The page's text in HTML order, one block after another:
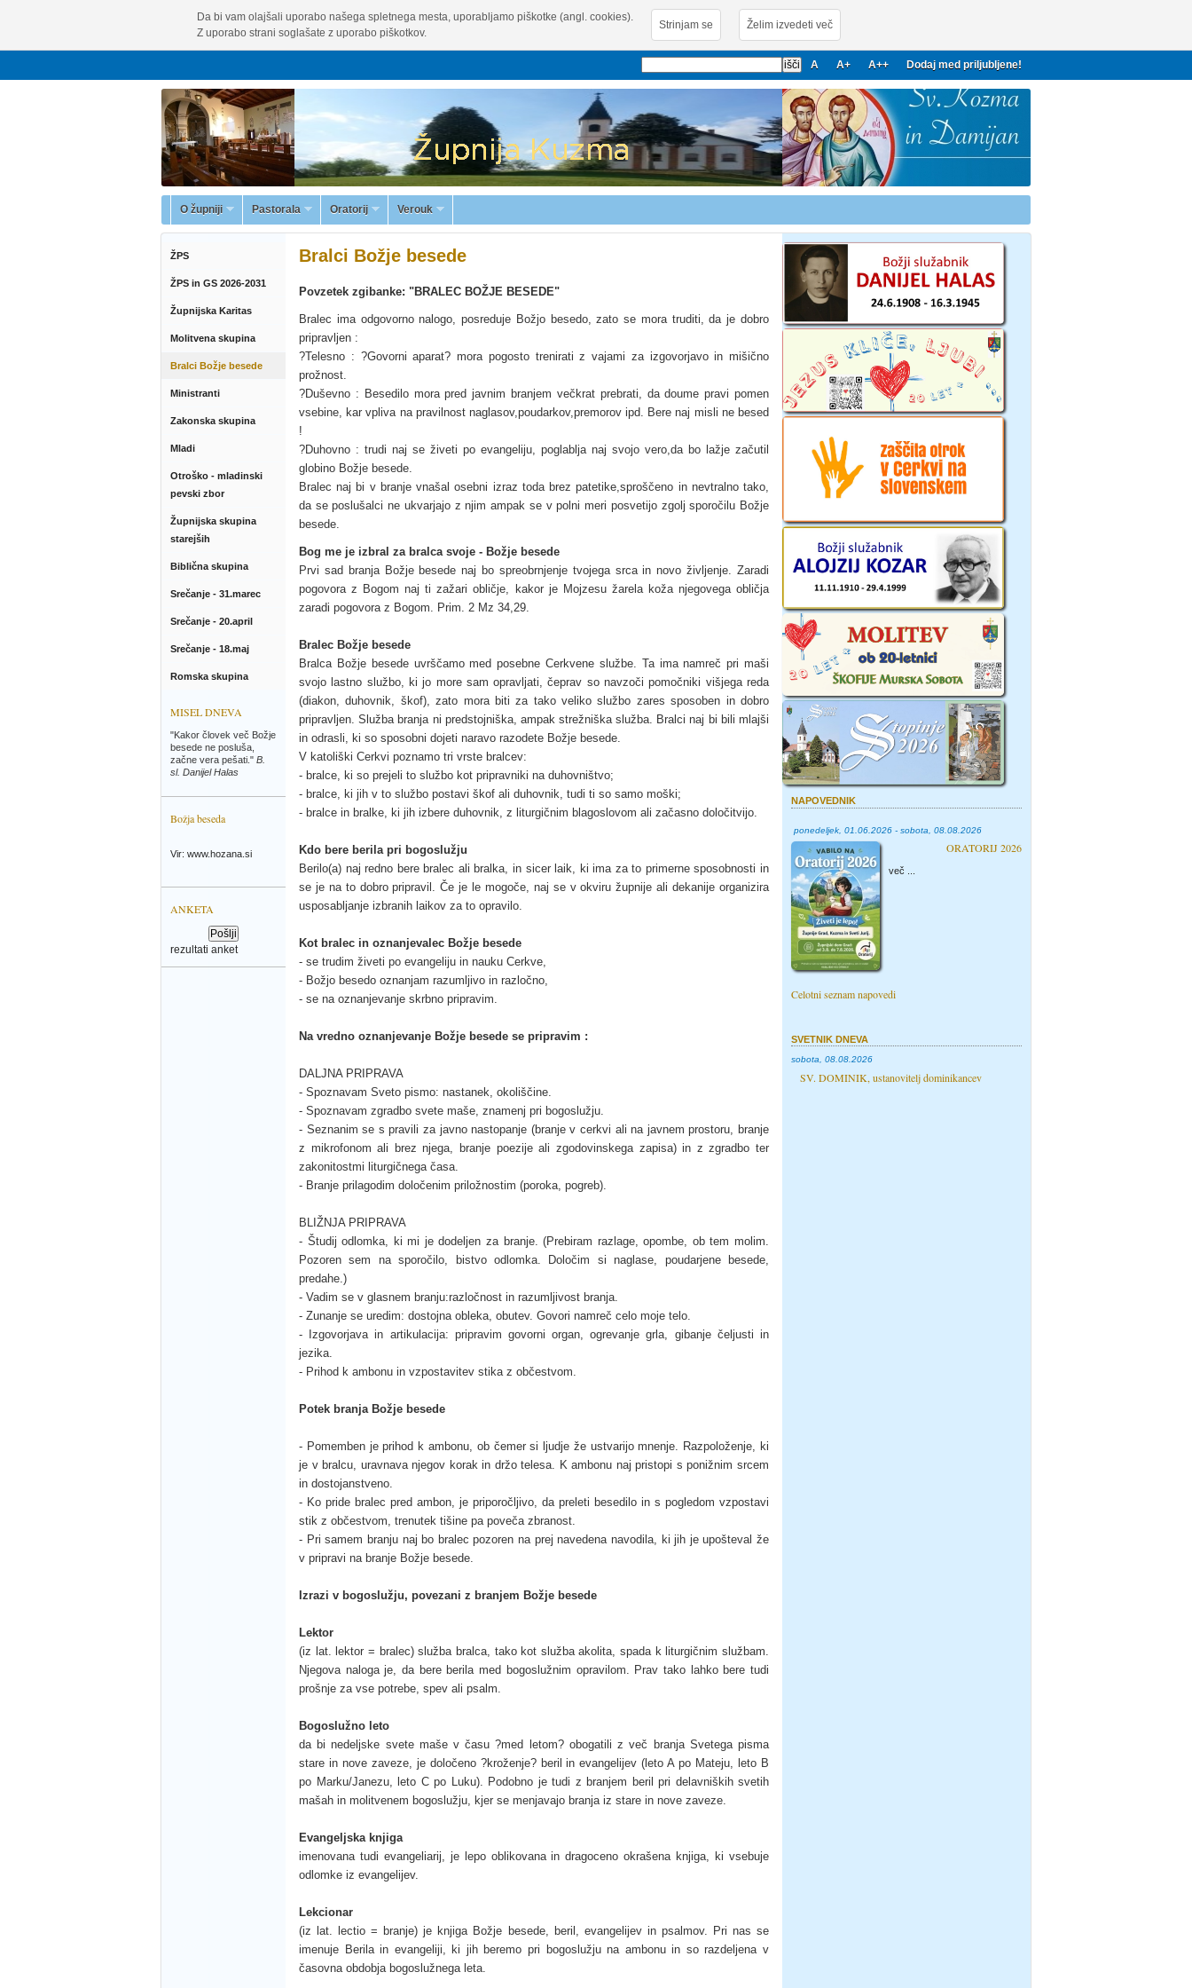
Da bi vam olajšali uporabo našega spletnega mesta, uporabljamo piškotke (angl. cookies).
Z uporabo strani soglašate z uporabo piškotkov.
Strinjam se Želim izvedeti več
A A+ A++ Dodaj med priljubljene!
O župniji Pastorala Oratorij Verouk
ŽPS
ŽPS in GS 2026-2031
Župnijska Karitas
Molitvena skupina
Bralci Božje besede
Ministranti
Zakonska skupina
Mladi
Otroško - mladinski
pevski zbor
Župnijska skupina
starejših
Biblična skupina
Srečanje - 31.marec
Srečanje - 20.april
Srečanje - 18.maj
Romska skupina
MISEL DNEVA
"Kakor človek več Božje
besede ne posluša,
začne vera pešati." B.
sl. Danijel Halas
Božja beseda
Vir: www.hozana.si
ANKETA
rezultati anket
Bralci Božje besede
Povzetek zgibanke: "BRALEC BOŽJE BESEDE"
Bralec ima odgovorno nalogo, posreduje Božjo besedo, zato se mora truditi, da je dobro
pripravljen :
?Telesno : ?Govorni aparat? mora pogosto trenirati z vajami za izgovorjavo in mišično
prožnost.
?Duševno : Besedilo mora pred javnim branjem večkrat prebrati, da doume pravi pomen
vsebine, kar vpliva na pravilnost naglasov,poudarkov,premorov ipd. Bere naj misli ne besed
!
?Duhovno : trudi naj se živeti po evangeliju, poglablja naj svojo vero,da bo lažje začutil
globino Božje besede.
Bralec naj bi v branje vnašal osebni izraz toda brez patetike,sproščeno in nevtralno tako,
da se poslušalci ne ukvarjajo z njim ampak se v polni meri posvetijo zgolj sporočilu Božje
besede.
Bog me je izbral za bralca svoje - Božje besede
Prvi sad branja Božje besede naj bo spreobrnjenje tvojega srca in novo življenje. Zaradi
pogovora z Bogom naj ti zažari obličje, kakor je Mojzesu žarela koža njegovega obličja
zaradi pogovora z Bogom. Prim. 2 Mz 34,29.
Bralec Božje besede
Bralca Božje besede uvrščamo med posebne Cerkvene službe. Ta ima namreč pri maši
svojo lastno službo, ki jo more sam opravljati, čeprav so navzoči pomočniki višjega reda
(diakon, duhovnik, škof), zato mora biti za tako veliko službo zares sposoben in dobro
pripravljen. Služba branja ni predstojniška, ampak strežniška služba. Bralci naj bi bili mlajši
in odrasli, ki so sposobni dojeti naravo razodete Božje besede.
V katoliški Cerkvi poznamo tri vrste bralcev:
- bralce, ki so prejeli to službo kot pripravniki na duhovništvo;
- bralce, ki jih v to službo postavi škof ali duhovnik, tudi ti so samo moški;
- bralce in bralke, ki jih izbere duhovnik, z liturgičnim blagoslovom ali začasno določitvijo.
Kdo bere berila pri bogoslužju
Berilo(a) naj redno bere bralec ali bralka, in sicer laik, ki ima za to primerne sposobnosti in
se je na to dobro pripravil. Če je le mogoče, naj se v okviru župnije ali dekanije organizira
usposabljanje izbranih laikov za to opravilo.
Kot bralec in oznanjevalec Božje besede
- se trudim živeti po evangeliju in nauku Cerkve,
- Božjo besedo oznanjam razumljivo in razločno,
- se na oznanjevanje skrbno pripravim.
Na vredno oznanjevanje Božje besede se pripravim :
DALJNA PRIPRAVA
- Spoznavam Sveto pismo: nastanek, okoliščine.
- Spoznavam zgradbo svete maše, znamenj pri bogoslužju.
- Seznanim se s pravili za javno nastopanje (branje v cerkvi ali na javnem prostoru, branje
z mikrofonom ali brez njega, branje poezije ali zgodovinskega zapisa) in z zgradbo ter
zakonitostmi liturgičnega časa.
- Branje prilagodim določenim priložnostim (poroka, pogreb).
BLIŽNJA PRIPRAVA
- Študij odlomka, ki mi je dodeljen za branje. (Prebiram razlage, opombe, ob tem molim.
Pozoren sem na sporočilo, bistvo odlomka. Določim si naglase, poudarjene besede,
predahe.)
- Vadim se v glasnem branju:razločnost in razumljivost branja.
- Zunanje se uredim: dostojna obleka, obutev. Govori namreč celo moje telo.
- Izgovorjava in artikulacija: pripravim govorni organ, ogrevanje grla, gibanje čeljusti in
jezika.
- Prihod k ambonu in vzpostavitev stika z občestvom.
Potek branja Božje besede
- Pomemben je prihod k ambonu, ob čemer si ljudje že ustvarijo mnenje. Razpoloženje, ki
je v bralcu, uravnava njegov korak in držo telesa. K ambonu naj pristopi s ponižnim srcem
in dostojanstveno.
- Ko pride bralec pred ambon, je priporočljivo, da preleti besedilo in s pogledom vzpostavi
stik z občestvom, trenutek tišine pa poveča zbranost.
- Pri samem branju naj bo bralec pozoren na prej navedena navodila, ki jih je upošteval že
v pripravi na branje Božje besede.
Izrazi v bogoslužju, povezani z branjem Božje besede
Lektor
(iz lat. lektor = bralec) služba bralca, tako kot služba akolita, spada k liturgičnim službam.
Njegova naloga je, da bere berila med bogoslužnim opravilom. Prav tako lahko bere tudi
prošnje za vse potrebe, spev ali psalm.
Bogoslužno leto
da bi nedeljske svete maše v času ?med letom? obogatili z več branja Svetega pisma
stare in nove zaveze, je določeno ?kroženje? beril in evangelijev (leto A po Mateju, leto B
po Marku/Janezu, leto C po Luku). Podobno je tudi z branjem beril pri delavniških svetih
mašah in molitvenem bogoslužju, kjer se menjavajo branja iz stare in nove zaveze.
Evangeljska knjiga
imenovana tudi evangeliarij, je lepo oblikovana in dragoceno okrašena knjiga, ki vsebuje
odlomke iz evangelijev.
Lekcionar
(iz lat. lectio = branje) je knjiga Božje besede, beril, evangelijev in psalmov. Pri nas se
imenuje Berila in evangeliji, ki jih beremo pri bogoslužju na ambonu in so razdeljena v
časovna obdobja bogoslužnega leta.
NAPOVEDNIK
ponedeljek, 01.06.2026 - sobota, 08.08.2026
ORATORIJ 2026
več ...
Celotni seznam napovedi
SVETNIK DNEVA
sobota, 08.08.2026
SV. DOMINIK, ustanovitelj dominikancev